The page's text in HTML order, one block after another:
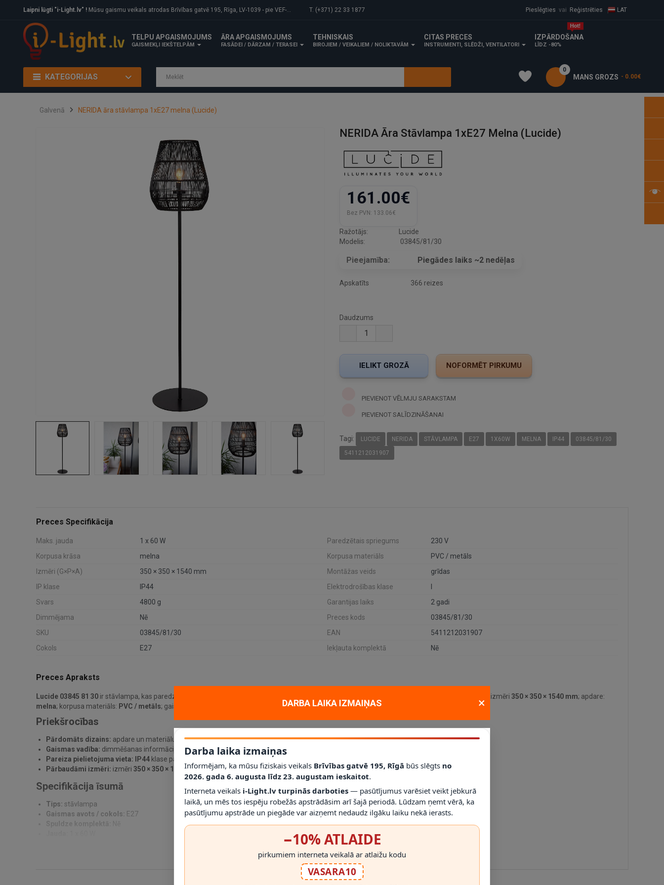
Laipni lūgti "i-Light.lv" ! Mūsu gaismu veikals atrodas Brīvības gatvē 195, Rīga, LV-1039 - pie VEF-Gaisa tilta. T. (+371) 22 33 1877 Pieslēgties vai Reģistrēties LAT
TELPU APGAISMOJUMS
GAISMEKĻI IEKŠTELPĀM
ĀRA APGAISMOJUMS
FASĀDEI / DĀRZAM / TERASEI
TEHNISKAIS
BIROJIEM / VEIKALIEM / NOLIKTAVĀM
CITAS PRECES
INSTRUMENTI, SLĒDŽI, VENTILATORI
IZPĀRDOŠANA
LĪDZ -80%
KATEGORIJAS MANS GROZS
0
- 0.00€
Galvenā NERIDA āra stāvlampa 1xE27 melna (Lucide)
NERIDA Āra Stāvlampa 1xE27 Melna (Lucide)
161.00€
Bez PVN: 133.06€
Ražotājs:
Lucide
Modelis:
03845/81/30
Pieejamība: Piegādes laiks ~2 nedēļas
Apskatīts 366 reizes
Daudzums
PIEVIENOT VĒLMJU SARAKSTAM
PIEVIENOT SALĪDZINĀŠANAI
Tagi: LUCIDE NERIDA STĀVLAMPA E27 1X60W MELNA IP44
03845/81/30
5411212031907
Preces Specifikācija
Maks. jauda 1 x 60 W Paredzētais spriegums
230 V
Korpusa krāsa
melna Korpusa materiāls
PVC / metāls
Izmēri (G×P×A)
350 × 350 × 1540 mm Montāžas veids
grīdas
IP klase
IP44 Elektrodrošības klase
Svars
4800 g Garantijas laiks
2 gadi
Dimmējama
Nē Preces kods
03845/81/30
SKU
03845/81/30 EAN
5411212031907
Cokols
E27 Iekļauta komplektā Nē
Preces Apraksts
Lucide 03845 81 30 ir stāvlampa, kas paredzēta praktiskam un dekoratīvam apgaismojumam mājoklī, dzīvoklī vai projektā. Galvenie tehniskie dati: izmēri 350 × 350 × 1540 mm; apdare:
melna; korpusa materiāls: PVC / metāls; gaismas avots / cokols 1 x 60 W; aizsardzības klaseIP44.
Priekšrocības
Pārdomāts dizains: apdare un materiālu kombinācija palīdz šim modelim iederēties mūsdienīgā interjerā.
Gaismas vadība: dimmēšanas informācija norādīta kā Nē; vienmēr izmantojiet saderīgas spuldzes un dimmerus.
Pareiza pielietojuma vieta:
IP44 klase palīdz noteikt, kur gaismekli drīkst droši izmantot.
Pārbaudāmi izmēri: izmēri 350 × 350 × 1540 mm ļauj pirms montāžas novērtēt proporcijas un novietojumu.
Specifikācija īsumā
Tips: stāvlampa
Gaismas avots / cokols: E27
DARBA LAIKA IZMAIŅAS ×
Darba laika izmaiņas
Informējam, ka mūsu fiziskais veikals Brīvības gatvē 195, Rīgā būs slēgts no
2026. gada 6. augusta līdz 23. augustam ieskaitot.
Interneta veikals i-Light.lv turpinās darboties — pasūtījumus varēsiet veikt jebkurā
laikā, un mēs tos iespēju robežās apstrādāsim arī šajā periodā. Lūdzam ņemt vērā, ka
pasūtījumu apstrāde un piegāde var aizņemt nedaudz ilgāku laiku nekā ierasts.
−10% ATLAIDE
pirkumiem interneta veikalā ar atlaižu kodu
VASARA10